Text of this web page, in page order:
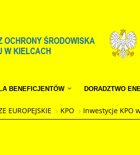
BENEFICJENTÓW DORADZTWO
EUROPEJSKIE KPO Inwestycje KPO